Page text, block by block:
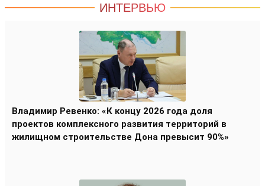
ИНТЕРВЬЮ
Владимир Ревенко: «К концу 2026 года доля
проектов комплексного развития территорий в
жилищном строительстве Дона превысит 90%»